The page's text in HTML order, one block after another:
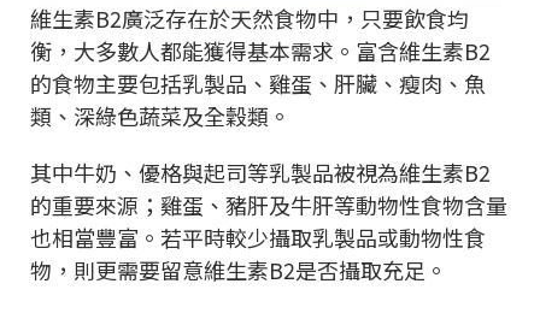
維生素B2廣泛存在於天然食物中，只要飲食均
衡，大多數人都能獲得基本需求。富含維生素B2
的食物主要包括乳製品、雞蛋、肝臟、瘦肉、魚
類、深綠色蔬菜及全穀類。
其中牛奶、優格與起司等乳製品被視為維生素B2
的重要來源；雞蛋、豬肝及牛肝等動物性食物含量
也相當豐富。若平時較少攝取乳製品或動物性食
物，則更需要留意維生素B2是否攝取充足。